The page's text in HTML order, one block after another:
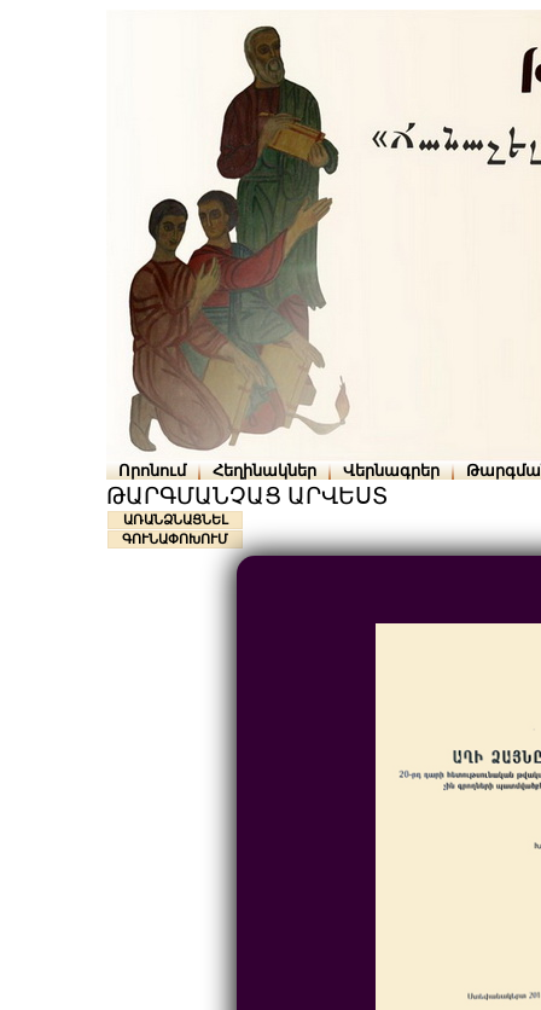
Որոնում Հեղինակներ Վերնագրեր
ԹԱՐԳՄԱՆՉԱՑ ԱՐՎԵՍՏ
ԱՌԱՆՁՆԱՑՆԵԼ
ԳՈՒՆԱՓՈԽՈՒՄ